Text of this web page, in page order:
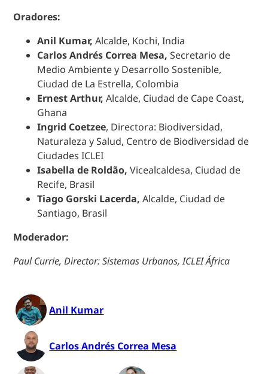
Oradores:
Anil Kumar, Alcalde, Kochi, India
Carlos Andrés Correa Mesa, Secretario de
Medio Ambiente y Desarrollo Sostenible,
Ciudad de La Estrella, Colombia
Ernest Arthur, Alcalde, Ciudad de Cape Coast,
Ghana
Ingrid Coetzee, Directora: Biodiversidad,
Naturaleza y Salud, Centro de Biodiversidad de
Ciudades ICLEI
Isabella de Roldão, Vicealcaldesa, Ciudad de
Recife, Brasil
Tiago Gorski Lacerda, Alcalde, Ciudad de
Santiago, Brasil
Moderador:
Paul Currie, Director: Sistemas Urbanos, ICLEI África
Anil Kumar
Carlos Andrés Correa Mesa